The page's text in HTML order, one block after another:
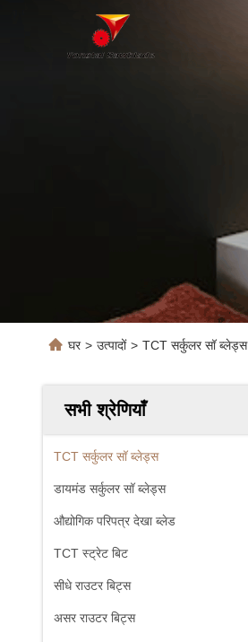
घर > उत्पादों > TCT सर्कुलर सॉ ब्लेड्स
सभी श्रेणियाँ
TCT सर्कुलर सॉ ब्लेड्स
डायमंड सर्कुलर सॉ ब्लेड्स
औद्योगिक परिपत्र देखा ब्लेड
TCT स्ट्रेट बिट
सीधे राउटर बिट्स
असर राउटर बिट्स